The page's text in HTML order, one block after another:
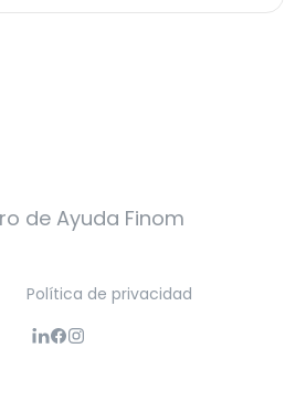
Política de privacidad